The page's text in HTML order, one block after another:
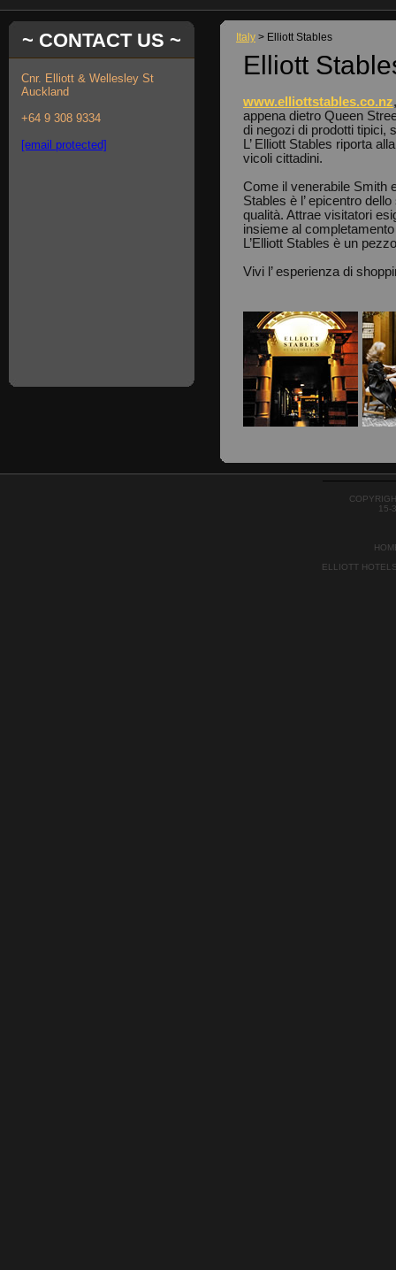
Italy > Elliott Stables
Elliott
www.elliottstables.co.nz
appena dietro Queen
di negozi di prodotti tipici,
L’ Elliott Stables riporta
vicoli cittadini.
Come il venerabile Smith
Stables è l’ epicentro
qualità. Attrae visitatori
insieme al
L’Elliott Stables è un
Vivi l’ esperienza di
~ CONTACT US ~
Cnr. Elliott & Wellesley St
Auckland
+64 9 308 9334
[email protected]
15-
ELLIOTT